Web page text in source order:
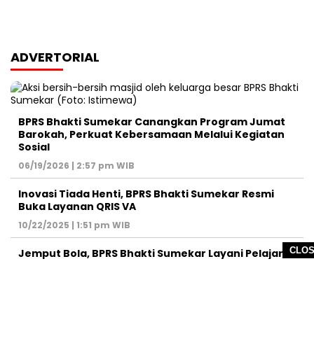
ADVERTORIAL
BPRS Bhakti Sumekar Canangkan Program Jumat
Barokah, Perkuat Kebersamaan Melalui Kegiatan
Sosial
06/19/2026 | 2:57 pm WIB
Inovasi Tiada Henti, BPRS Bhakti Sumekar Resmi
Buka Layanan QRIS VA
10/22/2025 | 1:51 pm WIB
Jemput Bola, BPRS Bhakti Sumekar Layani Pelajar